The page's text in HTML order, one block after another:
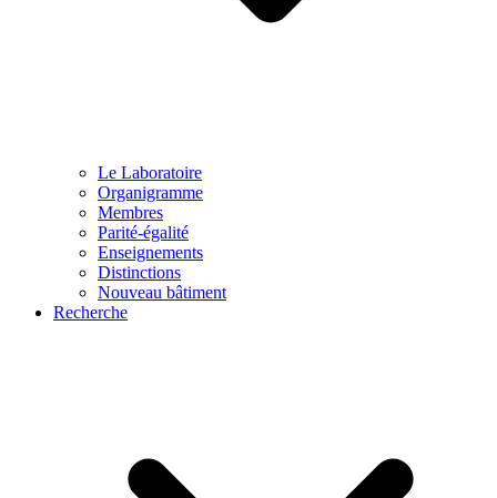
Le Laboratoire
Organigramme
Membres
Parité-égalité
Enseignements
Distinctions
Nouveau bâtiment
Recherche